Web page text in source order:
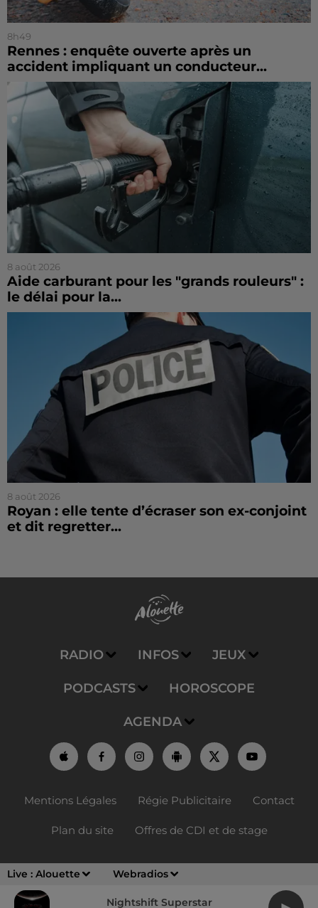
Live : Alouette Webradios
Nightshift Superstar
8h49
Rennes : enquête ouverte après un
accident impliquant un conducteur...
8 août 2026
Aide carburant pour les "grands rouleurs" :
le délai pour la...
8 août 2026
Royan : elle tente d’écraser son ex-conjoint
et dit regretter...
RADIO INFOS JEUX
PODCASTS HOROSCOPE
AGENDA
Mentions Légales Régie Publicitaire Contact
Plan du site Offres de CDI et de stage